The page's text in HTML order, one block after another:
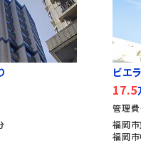
ビエラコ
17.5万
管理費・
福岡市空
福岡市中